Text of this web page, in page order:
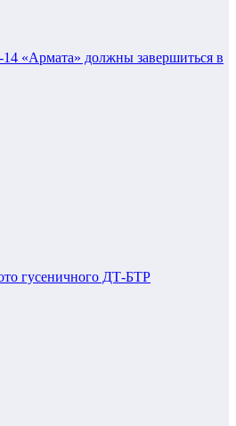
«Армата» должны завершиться в
гусеничного ДТ-БТР